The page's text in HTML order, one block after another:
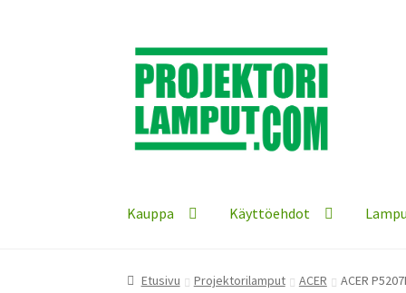
Siirry
navigointiin
Siirry
sisältöön
Kauppa Käyttöehdot
Etusivu Projektorilamput ACER ACER